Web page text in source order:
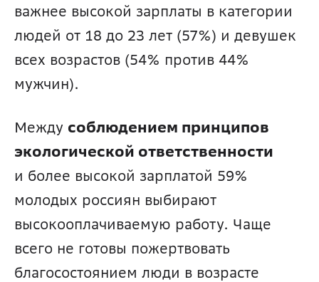
важнее высокой зарплаты в категории
людей от 18 до 23 лет (57%) и девушек
всех возрастов (54% против 44%
мужчин).
Между соблюдением принципов
экологической ответственности
и более высокой зарплатой 59%
молодых россиян выбирают
высокооплачиваемую работу. Чаще
всего не готовы пожертвовать
благосостоянием люди в возрасте